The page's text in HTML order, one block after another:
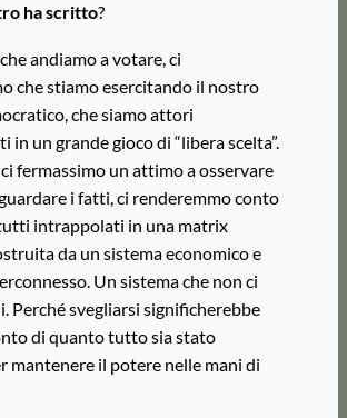
ha scritto?
andiamo a votare, ci
che stiamo esercitando il nostro
che siamo attori
in un grande gioco di “libera scelta”.
fermassimo un attimo a osservare
i fatti, ci renderemmo conto
intrappolati in una matrix
da un sistema economico e
Un sistema che non ci
Perché svegliarsi significherebbe
di quanto tutto sia stato
mantenere il potere nelle mani di